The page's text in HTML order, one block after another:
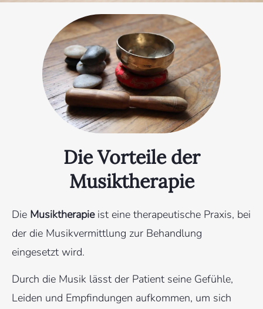
Die Vorteile der
Musiktherapie
Die Musiktherapie ist eine therapeutische Praxis, bei
der die Musikvermittlung zur Behandlung
eingesetzt wird.
Durch die Musik lässt der Patient seine Gefühle,
Leiden und Empfindungen aufkommen, um sich